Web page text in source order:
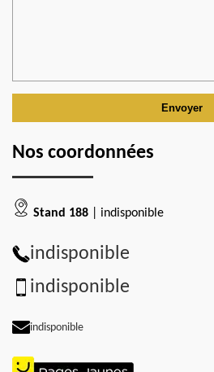
Nos coordonnées
Stand 188 | indisponible
indisponible
indisponible
indisponible